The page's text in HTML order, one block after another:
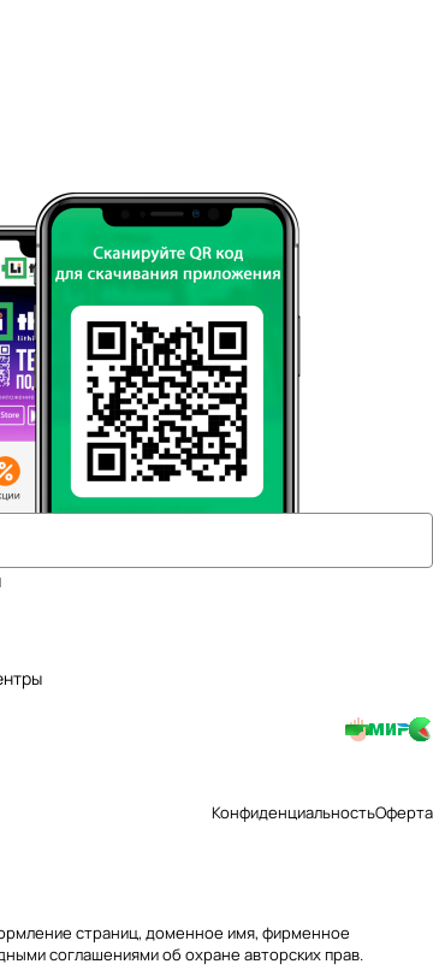
КонфиденциальностьОферта
страниц, доменное имя, фирменное
соглашениями об охране авторских прав.